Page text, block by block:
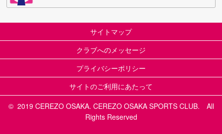
サイトマップ
クラブへのメッセージ
プライバシーポリシー
サイトのご利用にあたって
© 2019 CEREZO OSAKA. CEREZO OSAKA SPORTS CLUB. All
Rights Reserved